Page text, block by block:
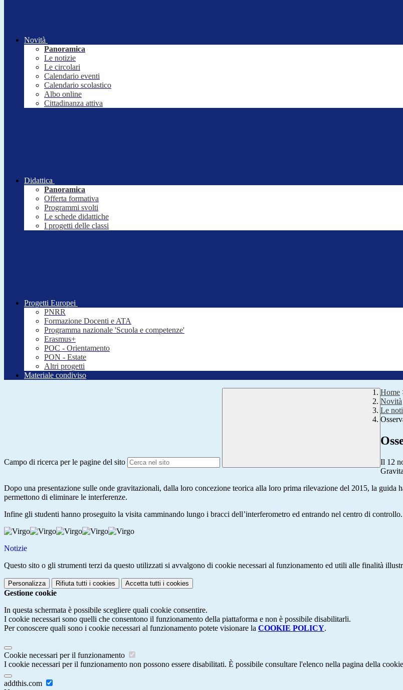
Novità
Panoramica
Le notizie
Le circolari
Calendario eventi
Calendario scolastico
Albo online
Cittadinanza attiva
Didattica
Panoramica
Offerta formativa
Programmi svolti
Le schede didattiche
I progetti delle classi
Progetti Europei
PNRR
Formazione Docenti e ATA
Programma nazionale 'Scuola e competenze'
Erasmus+
POC - Orientamento
PON - Estate
Altri progetti
Materiale condiviso
Campo di ricerca per le pagine del sito
Home
Novità
Le
Il 12
Dopo una presentazione sulle onde gravitazionali, dalla loro concezione teorica alla loro prima rilevazione del 2015, la
permettono di eliminare le interferenze.
Infine gli studenti hanno proseguito la visita camminando lungo i bracci dell’interferometro ed entrando nel centro di controllo.
Notizie
Questo sito o gli strumenti terzi da questo utilizzati si avvalgono di cookie necessari al funzionamento ed utili alle finalità
Personalizza Rifiuta tutti i cookies Accetta tutti i cookies
Gestione cookie
In questa schermata è possibile scegliere quali cookie consentire.
I cookie necessari sono quelli che consentono il funzionamento della piattaforma e non è possibile disabilitarli.
Per conoscere quali sono i cookie necessari al funzionamento potete visionare la COOKIE POLICY.
Cookie necessari per il funzionamento
I cookie necessari per il funzionamento non possono essere disabilitati. È possibile consultare l'elenco nella pagina della
addthis.com